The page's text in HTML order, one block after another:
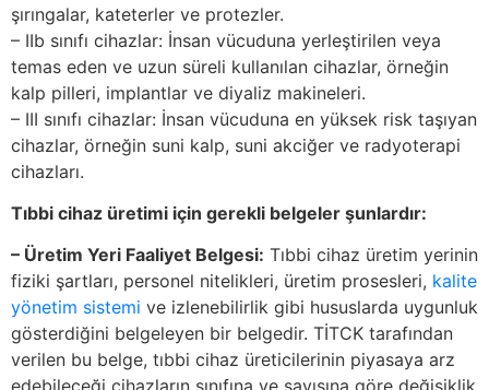
şırıngalar, kateterler ve protezler.
– IIb sınıfı cihazlar: İnsan vücuduna yerleştirilen veya
temas eden ve uzun süreli kullanılan cihazlar, örneğin
kalp pilleri, implantlar ve diyaliz makineleri.
– III sınıfı cihazlar: İnsan vücuduna en yüksek risk taşıyan
cihazlar, örneğin suni kalp, suni akciğer ve radyoterapi
cihazları.
Tıbbi cihaz üretimi için gerekli belgeler şunlardır:
– Üretim Yeri Faaliyet Belgesi: Tıbbi cihaz üretim yerinin
fiziki şartları, personel nitelikleri, üretim prosesleri, kalite
yönetim sistemi ve izlenebilirlik gibi hususlarda uygunluk
gösterdiğini belgeleyen bir belgedir. TİTCK tarafından
verilen bu belge, tıbbi cihaz üreticilerinin piyasaya arz